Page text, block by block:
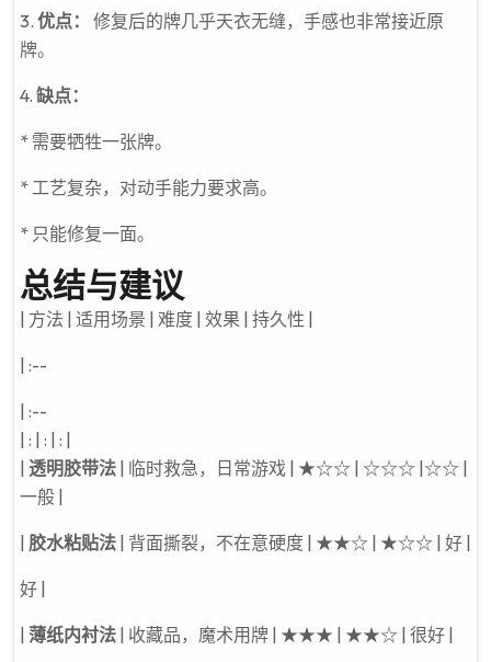
3. 优点：
修复后的牌几乎天衣无缝，手感也非常接近原
牌。
4. 缺点：
* 需要牺牲一张牌。
* 工艺复杂，对动手能力要求高。
* 只能修复一面。
总结与建议
| 方法 | 适用场景 | 难度 | 效果 | 持久性 |
| :--
| :--
| : | : | : |
透明胶带法 | 临时救急，日常游戏 | ★☆☆ | ☆☆☆ |☆☆ |
一般 |
胶水粘贴法 | 背面撕裂，不在意硬度 | ★★☆ | ★☆☆ | 好 |
好 |
薄纸内衬法 | 收藏品，魔术用牌 | ★★★ | ★★☆ | 很好 |